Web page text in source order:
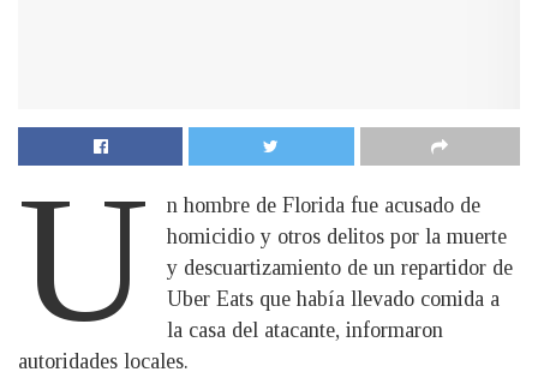
U
n hombre de Florida fue acusado de
homicidio y otros delitos por la muerte
y descuartizamiento de un repartidor de
Uber Eats que había llevado comida a
la casa del atacante, informaron
autoridades locales.